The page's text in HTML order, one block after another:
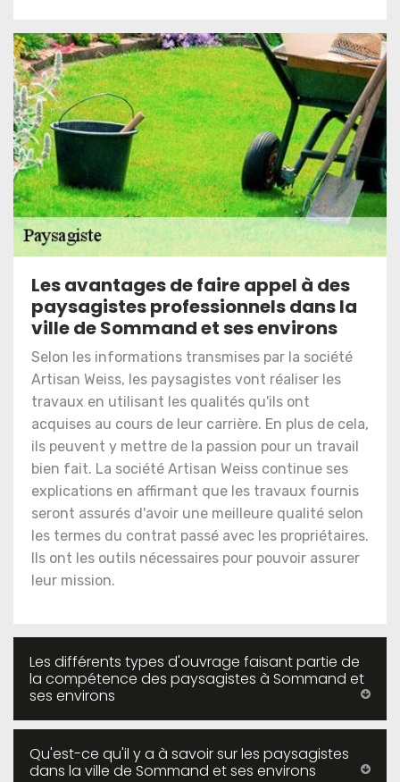
Les avantages de faire appel à des
paysagistes professionnels dans la
ville de Sommand et ses environs
Selon les informations transmises par la société
Artisan Weiss, les paysagistes vont réaliser les
travaux en utilisant les qualités qu'ils ont
acquises au cours de leur carrière. En plus de cela,
ils peuvent y mettre de la passion pour un travail
bien fait. La société Artisan Weiss continue ses
explications en affirmant que les travaux fournis
seront assurés d'avoir une meilleure qualité selon
les termes du contrat passé avec les propriétaires.
Ils ont les outils nécessaires pour pouvoir assurer
leur mission.
Les différents types d'ouvrage faisant partie de
la compétence des paysagistes à Sommand et
ses environs
Qu'est-ce qu'il y a à savoir sur les paysagistes
dans la ville de Sommand et ses environs